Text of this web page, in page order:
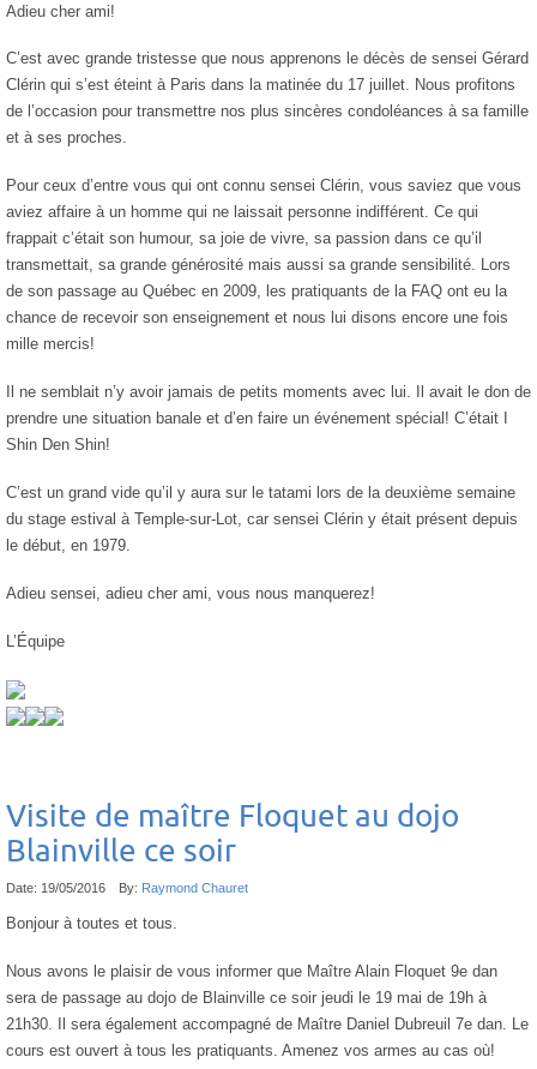
Adieu cher ami!
C’est avec grande tristesse que nous apprenons le décès de sensei Gérard
Clérin qui s’est éteint à Paris dans la matinée du 17 juillet. Nous profitons
de l’occasion pour transmettre nos plus sincères condoléances à sa famille
et à ses proches.
Pour ceux d’entre vous qui ont connu sensei Clérin, vous saviez que vous
aviez affaire à un homme qui ne laissait personne indifférent. Ce qui
frappait c’était son humour, sa joie de vivre, sa passion dans ce qu’il
transmettait, sa grande générosité mais aussi sa grande sensibilité. Lors
de son passage au Québec en 2009, les pratiquants de la FAQ ont eu la
chance de recevoir son enseignement et nous lui disons encore une fois
mille mercis!
Il ne semblait n’y avoir jamais de petits moments avec lui. Il avait le don de
prendre une situation banale et d’en faire un événement spécial! C’était I
Shin Den Shin!
C’est un grand vide qu’il y aura sur le tatami lors de la deuxième semaine
du stage estival à Temple-sur-Lot, car sensei Clérin y était présent depuis
le début, en 1979.
Adieu sensei, adieu cher ami, vous nous manquerez!
L’Équipe
Visite de maître Floquet au dojo
Blainville ce soir
Date: 19/05/2016 By: Raymond Chauret
Bonjour à toutes et tous.
Nous avons le plaisir de vous informer que Maître Alain Floquet 9e dan
sera de passage au dojo de Blainville ce soir jeudi le 19 mai de 19h à
21h30. Il sera également accompagné de Maître Daniel Dubreuil 7e dan. Le
cours est ouvert à tous les pratiquants. Amenez vos armes au cas où!